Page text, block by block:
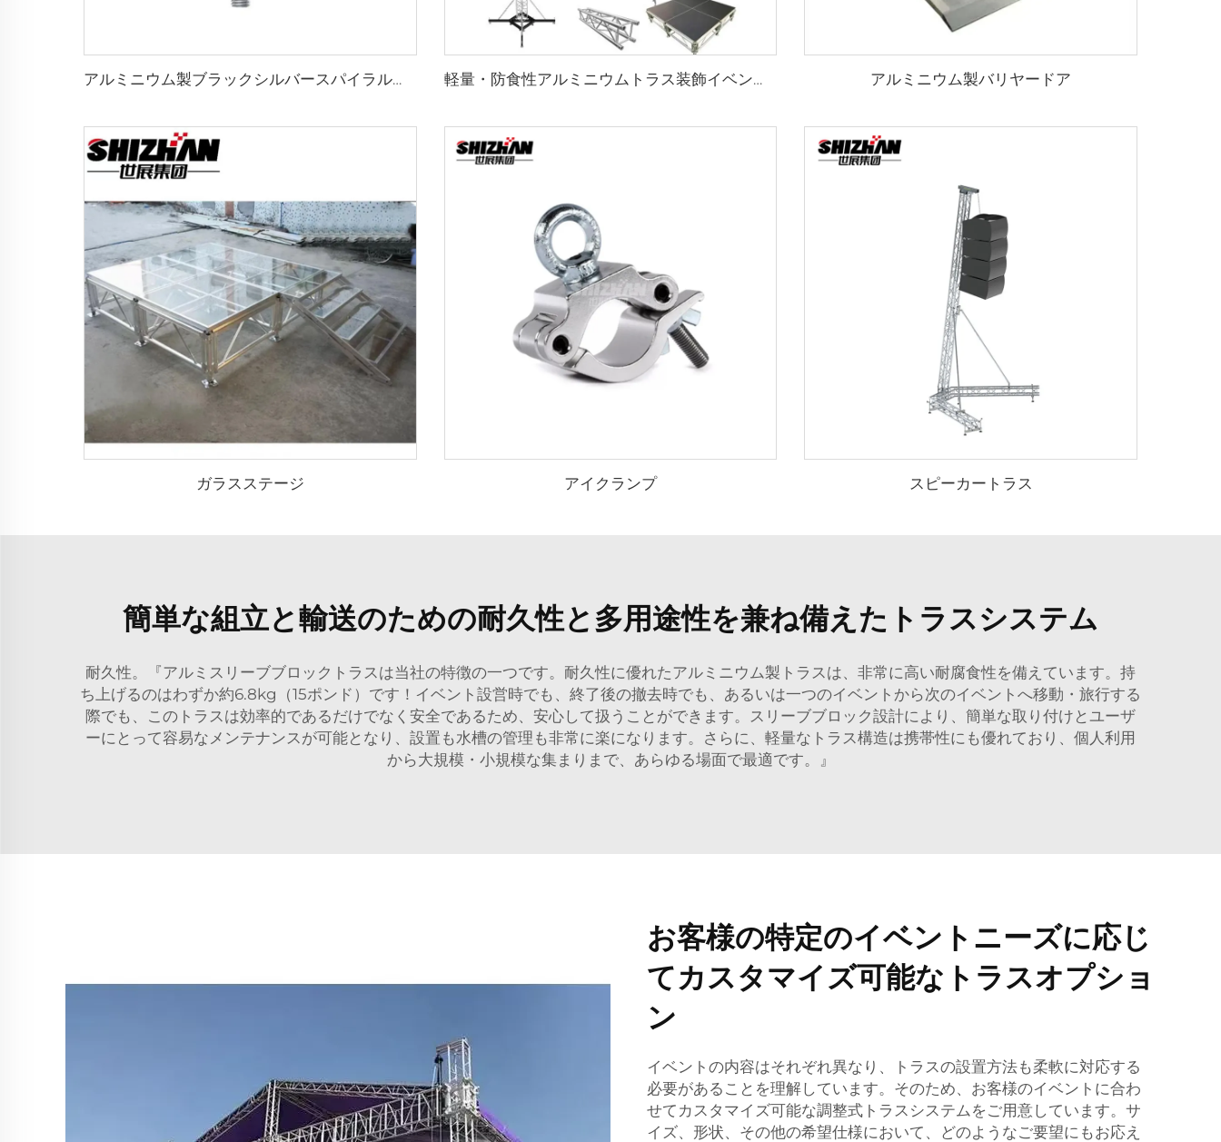
アルミニウム製ブラックシルバースパイラルチューブトラスカップラーフィクスチャーディスプレイトラスシステムアルミニウムクランプ 軽量・防食性アルミニウムトラス装飾イベントディスプレイ、結婚式照明トラスディスプレイ、人気商品 アルミニウム製バリヤードア
ガラスステージ アイクランプ スピーカートラス
簡単な組立と輸送のための耐久性と多用途性を兼ね備えたトラスシステム
耐久性。『アルミスリーブブロックトラスは当社の特徴の一つです。耐久性に優れたアルミニウム製トラスは、非常に高い耐腐食性を備えています。持
ち上げるのはわずか約6.8kg（15ポンド）です！イベント設営時でも、終了後の撤去時でも、あるいは一つのイベントから次のイベントへ移動・旅行する
際でも、このトラスは効率的であるだけでなく安全であるため、安心して扱うことができます。スリーブブロック設計により、簡単な取り付けとユーザ
ーにとって容易なメンテナンスが可能となり、設置も水槽の管理も非常に楽になります。さらに、軽量なトラス構造は携帯性にも優れており、個人利用
から大規模・小規模な集まりまで、あらゆる場面で最適です。』
お客様の特定のイベントニーズに応じ
てカスタマイズ可能なトラスオプショ
ン
イベントの内容はそれぞれ異なり、トラスの設置方法も柔軟に対応する
必要があることを理解しています。そのため、お客様のイベントに合わ
せてカスタマイズ可能な調整式トラスシステムをご用意しています。サ
イズ、形状、その他の希望仕様において、どのようなご要望にもお応え